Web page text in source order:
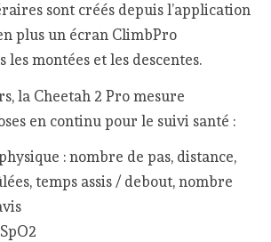
sont créés depuis l’application
plus un écran ClimbPro
les montées et les descentes.
la Cheetah 2 Pro mesure
en continu pour le suivi santé :
: nombre de pas, distance,
temps assis / debout, nombre